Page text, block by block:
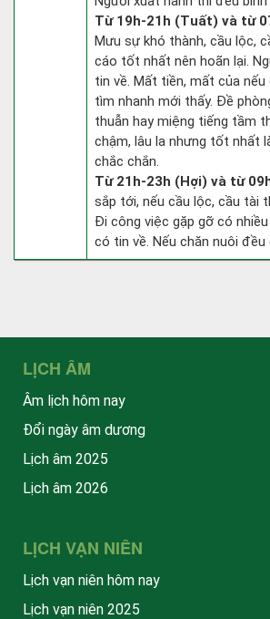
Từ 19h-21h (Tuất) và từ
Mưu sự khó thành, cầu lộc,
cáo tốt nhất nên hoãn lại.
tin về. Mất tiền, mất của
tìm nhanh mới thấy. Đề
thuẫn hay miệng tiếng tầm
chậm, lâu la nhưng tốt nhất
chắc chắn.
Từ 21h-23h (Hợi) và từ
sắp tới, nếu cầu lộc, cầu tài
Đi công việc gặp gỡ có
có tin về. Nếu chăn nuôi đều
LỊCH ÂM
Âm lịch hôm nay
Đổi ngày âm dương
Lịch âm 2025
Lịch âm 2026
LỊCH VẠN NIÊN
Lịch vạn niên hôm nay
Lịch vạn niên 2025